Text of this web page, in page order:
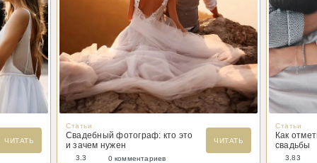
ЧИТАТЬ
Статьи
Свадебный фотограф: кто это
и зачем нужен
ЧИТАТЬ
3.3 0 комментариев
Статьи
Как
свадьбы
3.83